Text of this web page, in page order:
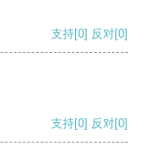
支持[0] 反对[0]
支持[0] 反对[0]